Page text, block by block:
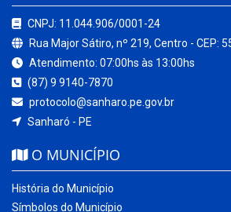
CNPJ: 11.044.906/0001-24
Rua Major Sátiro, nº 219, Centro - CEP:
Atendimento: 07:00hs às 13:00hs
(87) 9 9140-7870
protocolo@sanharo.pe.gov.br
Sanharó - PE
O MUNICÍPIO
História do Município
Símbolos do Município